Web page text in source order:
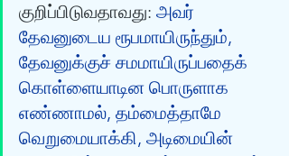
குறிப்பிடுவதாவது: அவர்
தேவனுடைய ரூபமாயிருந்தும்,
தேவனுக்குச் சமமாயிருப்பதைக்
கொள்ளையாடின பொருளாக
எண்ணாமல், தம்மைத்தாமே
வெறுமையாக்கி, அடிமையின்